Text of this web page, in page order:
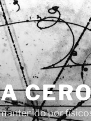
por